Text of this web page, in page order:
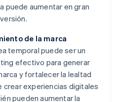
puede aumentar en gran
de la marca
temporal puede ser un
efectivo para generar
y fortalecer la lealtad
crear experiencias digitales
pueden aumentar la